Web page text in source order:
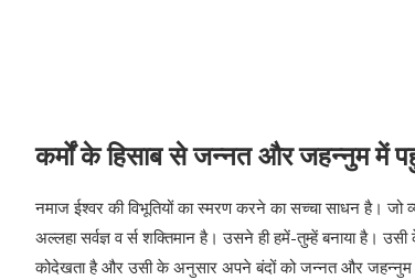
कर्मों के हिसाब से जन्‍नत और जहन्‍नुम में
नमाज ईश्‍वर की विभूतियों का स्‍मरण करने का सच्‍चा साधन है।
अल्‍लहा सर्वज्ञ व र्स शक्तिमान है। उसने ही हमें-तुम्‍हें बनाया है।
कोदेखता है और उसी के अनुसार अपने बंदों को जन्‍नत और जहन्‍नुम में